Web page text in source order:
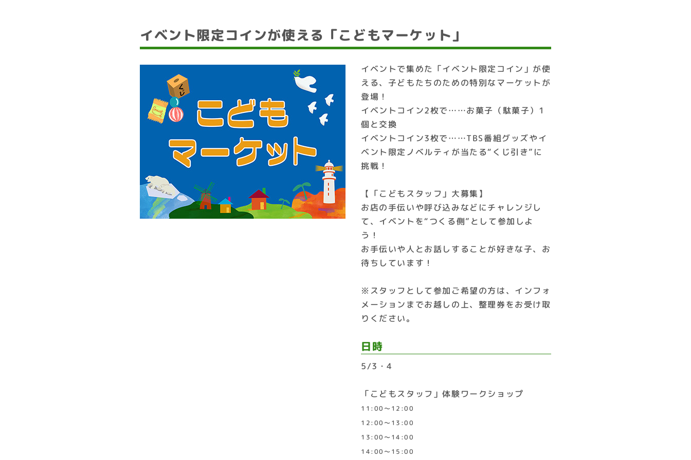
イベント限定コインが使える「こどもマーケット」
イベントで集めた「イベント限定コイン」が使
える、子どもたちのための特別なマーケットが
登場！
イベントコイン2枚で……お菓子（駄菓子）1
個と交換
イベントコイン3枚で……TBS番組グッズやイ
ベント限定ノベルティが当たる“くじ引き”に
挑戦！
【「こどもスタッフ」大募集】
お店の手伝いや呼び込みなどにチャレンジし
て、イベントを“つくる側”として参加しよ
う！
お手伝いや人とお話しすることが好きな子、お
待ちしています！
※スタッフとして参加ご希望の方は、インフォ
メーションまでお越しの上、整理券をお受け取
りください。
日時
5/3・4
「こどもスタッフ」体験ワークショップ
11:00～12:00
12:00～13:00
13:00～14:00
14:00～15:00